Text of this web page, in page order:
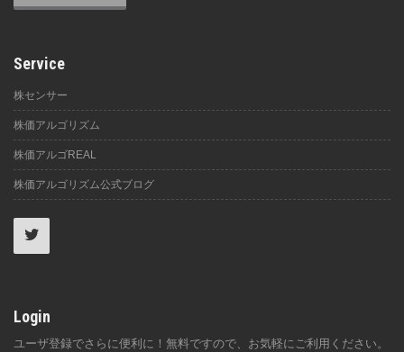
Service
株センサー
株価アルゴリズム
株価アルゴREAL
株価アルゴリズム公式ブログ
Login
ユーザ登録でさらに便利に！無料ですので、お気軽にご利用ください。